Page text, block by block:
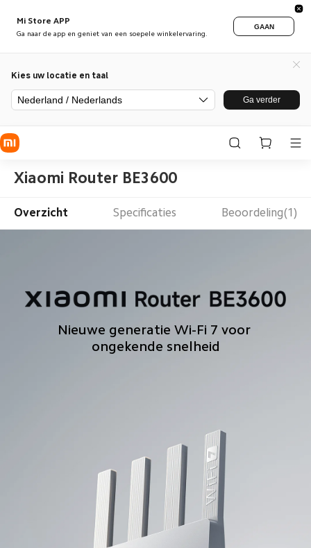
Mi Store APP
Ga naar de app en geniet van een soepele winkelervaring.
GAAN
Kies uw locatie en taal
Nederland / Nederlands Ga verder
Xiaomi Router BE3600
Overzicht Specificaties Beoordeling(1)
Nieuwe generatie Wi-Fi 7 voor
ongekende snelheid